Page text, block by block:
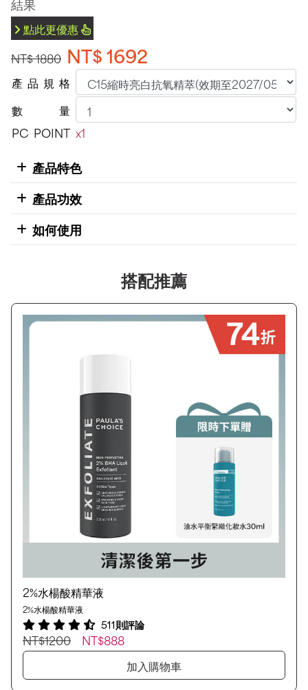
點此更優惠
NT$ 1880 NT$ 1692
產 品 規 格
數
量
PC POINT x1
產品特色
產品功效
如何使用
搭配推薦
2%水楊酸精華液
2%水楊酸精華液
511則評論
NT$1200
NT$888
加入購物車